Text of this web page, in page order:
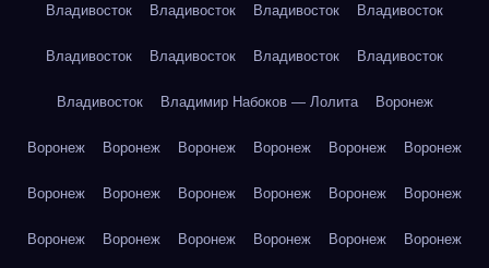
Владивосток Владивосток Владивосток Владивосток
Владивосток Владивосток Владивосток Владивосток
Владивосток Владимир Набоков — Лолита Воронеж
Воронеж Воронеж Воронеж Воронеж Воронеж Воронеж
Воронеж Воронеж Воронеж Воронеж Воронеж Воронеж
Воронеж Воронеж Воронеж Воронеж Воронеж Воронеж